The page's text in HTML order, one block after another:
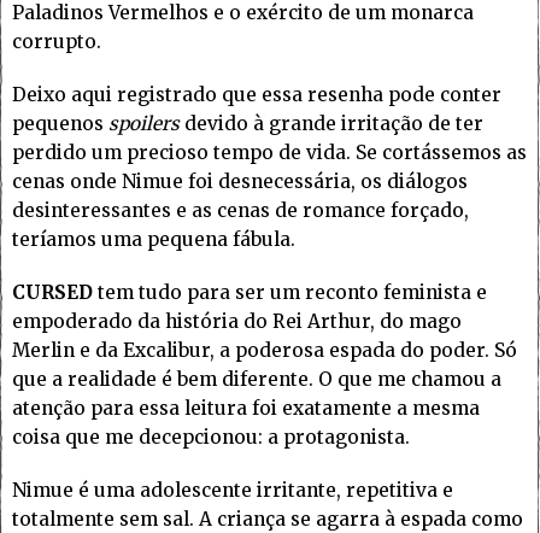
Paladinos Vermelhos e o exército de um monarca
corrupto.
Deixo aqui registrado que essa resenha pode conter
pequenos spoilersdevido à grande irritação de ter
perdido um precioso tempo de vida. Se cortássemos as
cenas onde Nimue foi desnecessária, os diálogos
desinteressantes e as cenas de romance forçado,
teríamos uma pequena fábula.
CURSED tem tudo para ser um reconto feminista e
empoderado da história do Rei Arthur, do mago
Merlin e da Excalibur, a poderosa espada do poder. Só
que a realidade é bem diferente. O que me chamou a
atenção para essa leitura foi exatamente a mesma
coisa que me decepcionou: a protagonista.
Nimue é uma adolescente irritante, repetitiva e
totalmente sem sal. A criança se agarra à espada como